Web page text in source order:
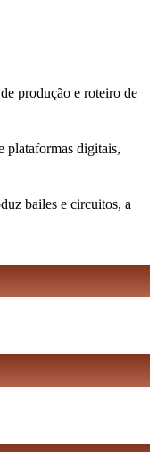
produção e roteiro de
plataformas digitais,
bailes e circuitos, a